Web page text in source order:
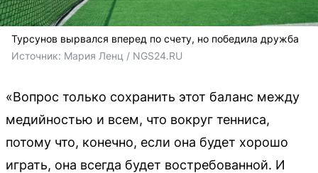
Турсунов вырвался вперед по счету, но победила дружба
Источник: Мария Ленц / NGS24.RU
«Вопрос только сохранить этот баланс между
медийностью и всем, что вокруг тенниса,
потому что, конечно, если она будет хорошо
играть, она всегда будет востребованной. И